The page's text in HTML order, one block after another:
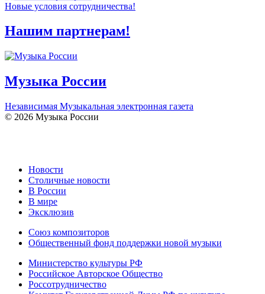
Новые условия сотрудничества!
Нашим партнерам!
Музыка России
Независимая Музыкальная электронная газета
© 2026 Музыка России
Новости
Столичные новости
В России
В мире
Эксклюзив
Союз композиторов
Общественный фонд поддержки новой музыки
Министерство культуры РФ
Российское Авторское Общество
Россотрудничество